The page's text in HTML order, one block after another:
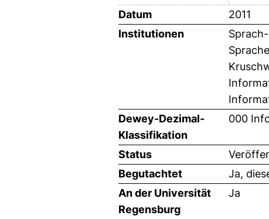
Datum
2011
Institutionen
Dewey-Dezimal-
Klassifikation
000
Status
Begutachtet
Ja,
An der Universität
Regensburg
Ja